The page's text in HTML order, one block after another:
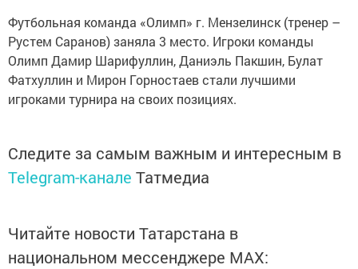
Футбольная команда «Олимп» г. Мензелинск (тренер –
Рустем Саранов) заняла 3 место. Игроки команды
Олимп Дамир Шарифуллин, Даниэль Пакшин, Булат
Фатхуллин и Мирон Горностаев стали лучшими
игроками турнира на своих позициях.
Следите за самым важным и интересным в
Telegram-канале Татмедиа
Читайте новости Татарстана в
национальном мессенджере MАХ: